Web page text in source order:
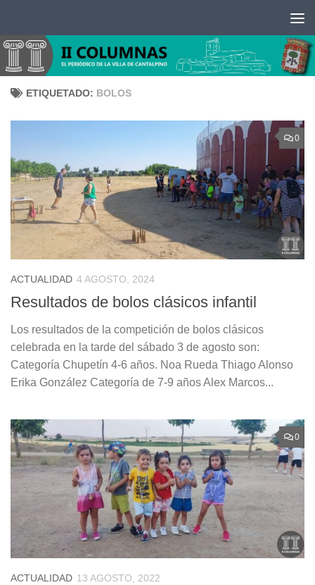
ETIQUETADO: BOLOS
0
ACTUALIDAD 4 AGOSTO, 2024
Resultados de bolos clásicos infantil
Los resultados de la competición de bolos clásicos
celebrada en la tarde del sábado 3 de agosto son:
Categoría Chupetín 4-6 años. Noa Rueda Thiago Alonso
Erika González Categoría de 7-9 años Alex Marcos...
0
ACTUALIDAD 13 AGOSTO, 2022